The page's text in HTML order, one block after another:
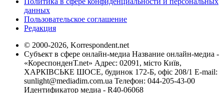
данных
Пользовательское соглашение
Редакция
© 2000-2026, Korrespondent.net
Субъект в сфере онлайн-медиа Название онлайн-медиа -
«КореспонденТ.net» Адрес: 02091, місто Київ,
ХАРКІВСЬКЕ ШОСЕ, будинок 172-Б, офіс 208/1 E-mail:
sunlight@mediadim.com.ua Телефон: 044-205-43-00
Идентификатор медиа - R40-06068